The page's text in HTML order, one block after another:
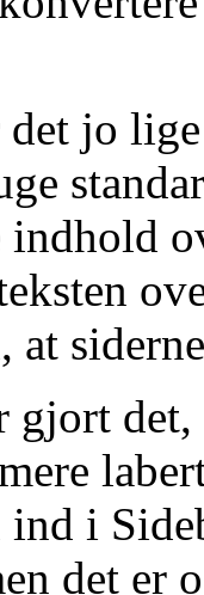
jo
indhold
at
gjort
ind i
det er